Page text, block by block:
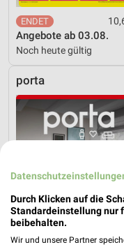
Angebote ab 03.08.
Noch heute gültig
porta
Durch Klicken auf die
Standardeinstellung nur
beibehalten.
Wir und unsere Partner